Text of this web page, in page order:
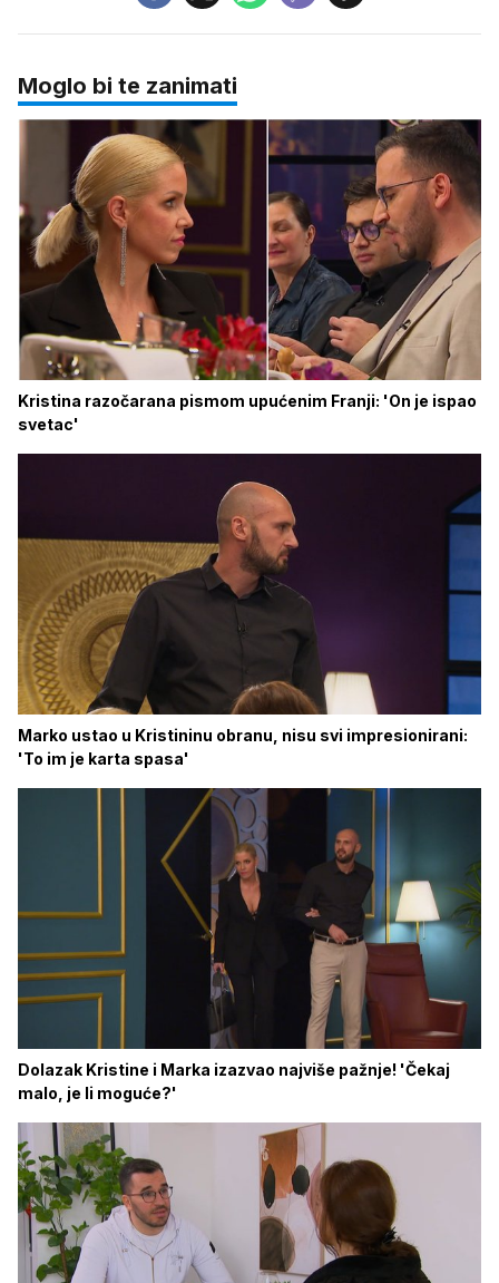
Moglo bi te zanimati
Kristina razočarana pismom upućenim Franji: 'On je ispao
svetac'
Marko ustao u Kristininu obranu, nisu svi impresionirani:
'To im je karta spasa'
Dolazak Kristine i Marka izazvao najviše pažnje! 'Čekaj
malo, je li moguće?'